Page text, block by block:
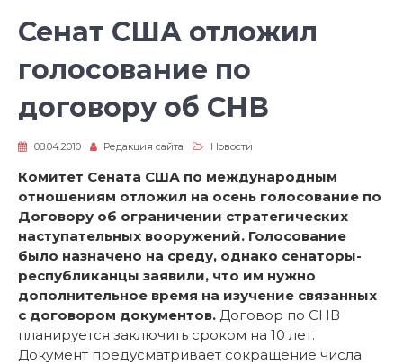
Сенат США отложил
голосование по
договору об СНВ
08.04.2010 Редакция сайта Новости
Комитет Сената США по международным
отношениям отложил на осень голосование по
Договору об ограничении стратегических
наступательных вооружений. Голосование
было назначено на среду, однако сенаторы-
республиканцы заявили, что им нужно
дополнительное время на изучение связанных
с договором документов. Договор по СНВ
планируется заключить сроком на 10 лет.
Документ предусматривает сокращение числа